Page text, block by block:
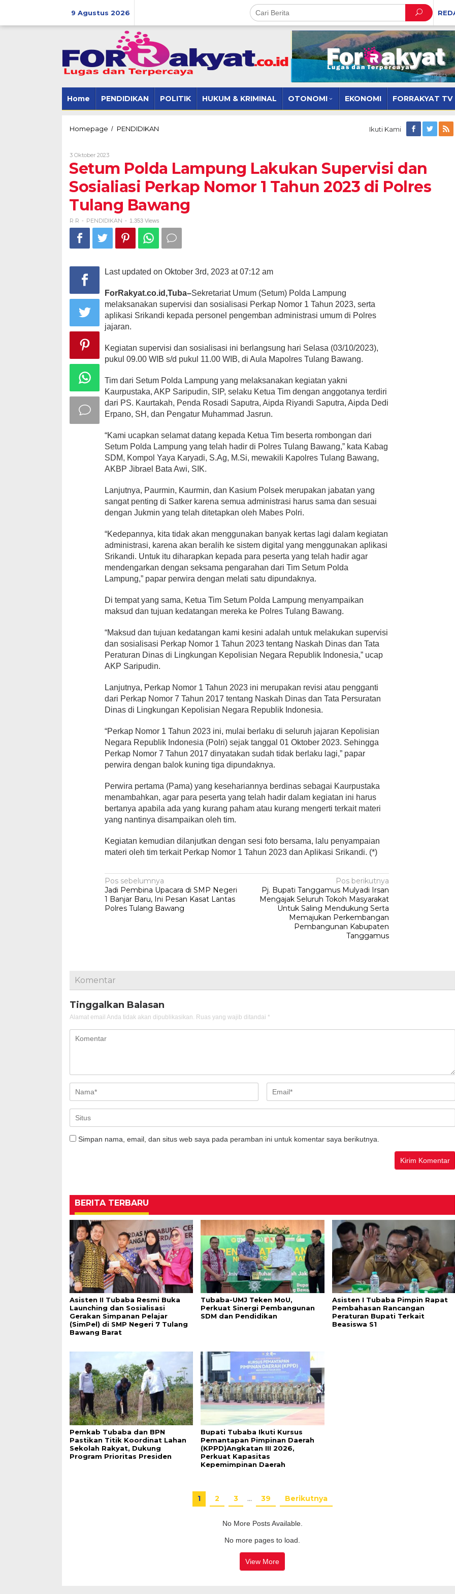
9 Agustus 2026
Home PENDIDIKAN POLITIK HUKUM & KRIMINAL OTONOMI EKONOMI FORRAKYAT TV
Homepage / PENDIDIKAN
Supervisi
dan
Sosialiasi
Perkap
Nomor
1
Tahun
2023
Polres
Ikuti Kami
3 Oktober 2023Oleh
R
Setum Polda Lampung Lakukan Supervisi dan
Sosialiasi Perkap Nomor 1 Tahun 2023 di Polres
Tulang Bawang
R R - PENDIDIKAN - 1.353 Views
Last updated on Oktober 3rd, 2023 at 07:12 am
ForRakyat.co.id,Tuba–Sekretariat Umum (Setum) Polda Lampung
melaksanakan supervisi dan sosialisasi Perkap Nomor 1 Tahun 2023, serta
aplikasi Srikandi kepada personel pengemban administrasi umum di Polres
jajaran.
Kegiatan supervisi dan sosialisasi ini berlangsung hari Selasa (03/10/2023),
pukul 09.00 WIB s/d pukul 11.00 WIB, di Aula Mapolres Tulang Bawang.
Tim dari Setum Polda Lampung yang melaksanakan kegiatan yakni
Kaurpustaka, AKP Saripudin, SIP, selaku Ketua Tim dengan anggotanya terdiri
dari PS. Kaurtakah, Penda Rosadi Saputra, Aipda Riyandi Saputra, Aipda Dedi
Erpano, SH, dan Pengatur Muhammad Jasrun.
“Kami ucapkan selamat datang kepada Ketua Tim beserta rombongan dari
Setum Polda Lampung yang telah hadir di Polres Tulang Bawang,” kata Kabag
SDM, Kompol Yaya Karyadi, S.Ag, M.Si, mewakili Kapolres Tulang Bawang,
AKBP Jibrael Bata Awi, SIK.
Lanjutnya, Paurmin, Kaurmin, dan Kasium Polsek merupakan jabatan yang
sangat penting di Satker karena semua administrasi harus sama dan sesuai
dengan Jukmin yang telah ditetapkan oleh Mabes Polri.
“Kedepannya, kita tidak akan menggunakan banyak kertas lagi dalam kegiatan
administrasi, karena akan beralih ke sistem digital yang menggunakan aplikasi
Srikandi. Untuk itu diharapkan kepada para peserta yang telah hadir agar
mendengarkan dengan seksama pengarahan dari Tim Setum Polda
Lampung,” papar perwira dengan melati satu dipundaknya.
Di tempat yang sama, Ketua Tim Setum Polda Lampung menyampaikan
maksud dan tujuan kedatangan mereka ke Polres Tulang Bawang.
“Maksud dan tujuan kedatangan kami kesini adalah untuk melakukan supervisi
dan sosialisasi Perkap Nomor 1 Tahun 2023 tentang Naskah Dinas dan Tata
Peraturan Dinas di Lingkungan Kepolisian Negara Republik Indonesia,” ucap
AKP Saripudin.
Lanjutnya, Perkap Nomor 1 Tahun 2023 ini merupakan revisi atau pengganti
dari Perkap Nomor 7 Tahun 2017 tentang Naskah Dinas dan Tata Persuratan
Dinas di Lingkungan Kepolisian Negara Republik Indonesia.
“Perkap Nomor 1 Tahun 2023 ini, mulai berlaku di seluruh jajaran Kepolisian
Negara Republik Indonesia (Polri) sejak tanggal 01 Oktober 2023. Sehingga
Perkap Nomor 7 Tahun 2017 dinyatakan sudah tidak berlaku lagi,” papar
perwira dengan balok kuning tiga dipundaknya.
Perwira pertama (Pama) yang kesehariannya berdinas sebagai Kaurpustaka
menambahkan, agar para peserta yang telah hadir dalam kegiatan ini harus
bertanya apabila ada yang kurang paham atau kurang mengerti terkait materi
yang nantinya disampaikan oleh tim.
Kegiatan kemudian dilanjutkan dengan sesi foto bersama, lalu penyampaian
materi oleh tim terkait Perkap Nomor 1 Tahun 2023 dan Aplikasi Srikandi. (*)
Navigasi
pos
Pos sebelumnya
Jadi Pembina Upacara di SMP Negeri
1 Banjar Baru, Ini Pesan Kasat Lantas
Polres Tulang Bawang
Pos berikutnya
Pj. Bupati Tanggamus Mulyadi Irsan
Mengajak Seluruh Tokoh Masyarakat
Untuk Saling Mendukung Serta
Memajukan Perkembangan
Pembangunan Kabupaten
Tanggamus
Komentar
Tinggalkan Balasan
Alamat email Anda tidak akan dipublikasikan. Ruas yang wajib ditandai *
Simpan nama, email, dan situs web saya pada peramban ini untuk komentar saya berikutnya.
BERITA TERBARU
Asisten II Tubaba Resmi Buka
Launching dan Sosialisasi
Gerakan Simpanan Pelajar
(SimPel) di SMP Negeri 7 Tulang
Bawang Barat
Tubaba-UMJ Teken MoU,
Perkuat Sinergi Pembangunan
SDM dan Pendidikan
Asisten I Tubaba Pimpin Rapat
Pembahasan Rancangan
Peraturan Bupati Terkait
Beasiswa S1
Pemkab Tubaba dan BPN
Pastikan Titik Koordinat Lahan
Sekolah Rakyat, Dukung
Program Prioritas Presiden
Bupati Tubaba Ikuti Kursus
Pemantapan Pimpinan Daerah
(KPPD)Angkatan III 2026,
Perkuat Kapasitas
Kepemimpinan Daerah
1 2 3 … 39 Berikutnya
No More Posts Available.
No more pages to load.
View More